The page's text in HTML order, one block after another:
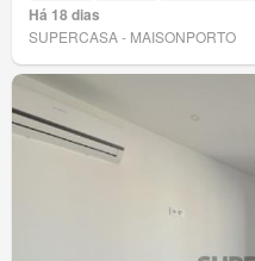
Há 18 dias
SUPERCASA - MAISONPORTO